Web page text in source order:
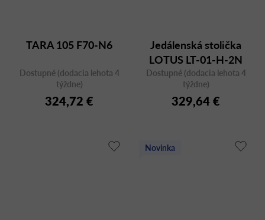
TARA 105 F70-N6
Dostupné (dodacia lehota 4
týždne)
324,72 €
Jedálenská stolička
LOTUS LT-01-H-2N
LT1-dub
Dostupné (dodacia lehota 4
týždne)
329,64 €
Novinka